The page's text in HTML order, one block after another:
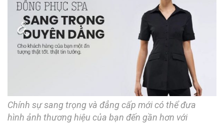
Chính sự sang trọng và đẳng cấp mới có thể đưa
hình ảnh thương hiệu của bạn đến gần hơn với